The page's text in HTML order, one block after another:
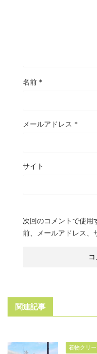
名前 *
メールアドレス *
サイト
次回のコメントで使用
前、メールアドレス、
関連記事
着物クリ